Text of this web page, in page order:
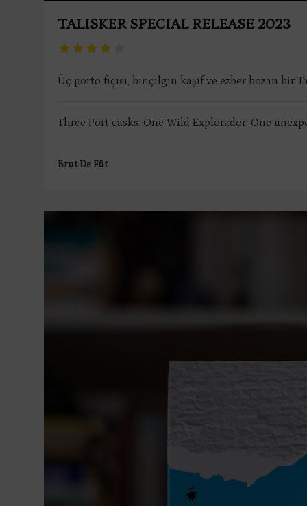
TALISKER SPECIAL RELEASE 2023
Üç porto fıçısı, bir çılgın kaşif ve ezber bozan bir
Three Port casks. One Wild Explorador. One
Brut De Fût